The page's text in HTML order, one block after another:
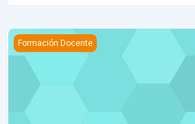
Diseño de experiencias de aprendizaje
Formación Docente